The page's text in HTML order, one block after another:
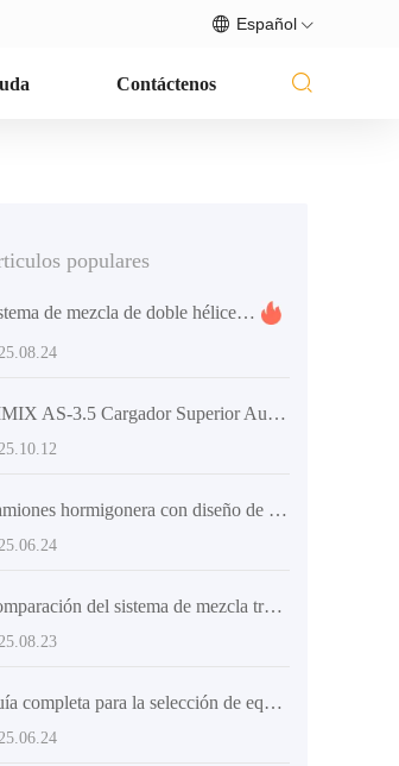
Español
Contáctenos
populares
Sistema de mezcla de doble hélice: Solución eficiente para la homogeneización en grandes volúmenes de concreto
AIMIX AS-3.5 Cargador Superior Autónomo: Descarga Flexible y Alta Eficiencia para Proyectos Constructivos Extranjeros
Camiones hormigonera con diseño de alta flexibilidad y guía de aplicación en diferentes escenarios de construcción
Comparación del sistema de mezcla tradicional: ventajas clave del diseño de doble hélice en camiones mezcladores con carga automática
Guía completa para la selección de equipos de mezcla de hormigón